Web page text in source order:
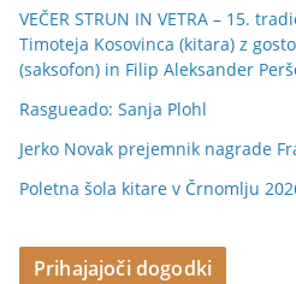
VEČER STRUN IN VETRA – 15.
Timoteja Kosovinca (kitara) z
(saksofon) in Filip Aleksander
Rasgueado: Sanja Plohl
Jerko Novak prejemnik nagrade
Poletna šola kitare v Črnomlju
Prihajajoči dogodki